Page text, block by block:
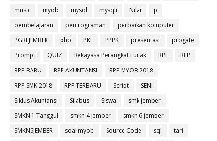
music
myob mysql mysqli Nilai
p
pembelajaran
pemrograman
perbaikan komputer
PGRI JEMBER
php PKL PPPK presentasi
progate
Prompt
QUIZ Rekayasa Perangkat Lunak RPL
RPP
RPP BARU
RPP AKUNTANSI
RPP MYOB 2018
RPP SMK 2018
RPP TERBARU Script
SENI
Siklus Akuntansi
Silabus Siswa
smk jember
SMKN 1 Tanggul
smkn 4 jember
smkn 6 jember
SMKN6JEMBER
soal myob Source Code sql
tari